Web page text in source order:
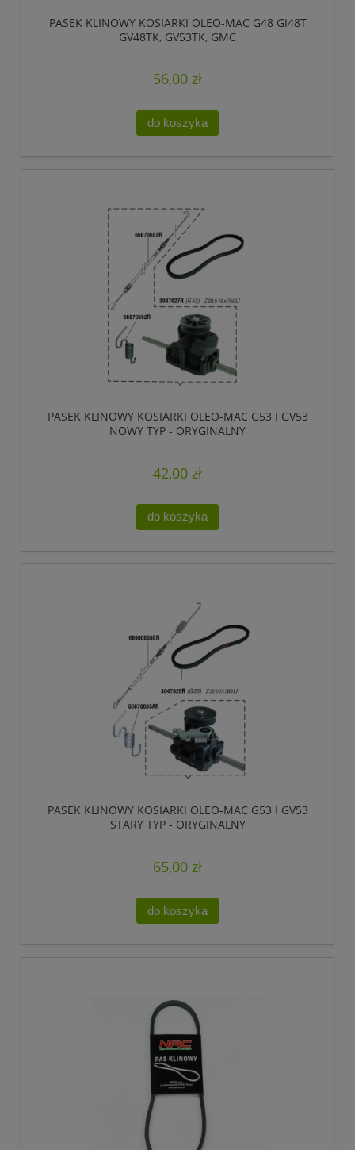
PASEK KLINOWY KOSIARKI OLEO-MAC G48 GI48T
GV48TK, GV53TK, GMC
56,00 zł
do koszyka
PASEK KLINOWY KOSIARKI OLEO-MAC G53 I GV53
NOWY TYP - ORYGINALNY
42,00 zł
do koszyka
PASEK KLINOWY KOSIARKI OLEO-MAC G53 I GV53
STARY TYP - ORYGINALNY
65,00 zł
do koszyka